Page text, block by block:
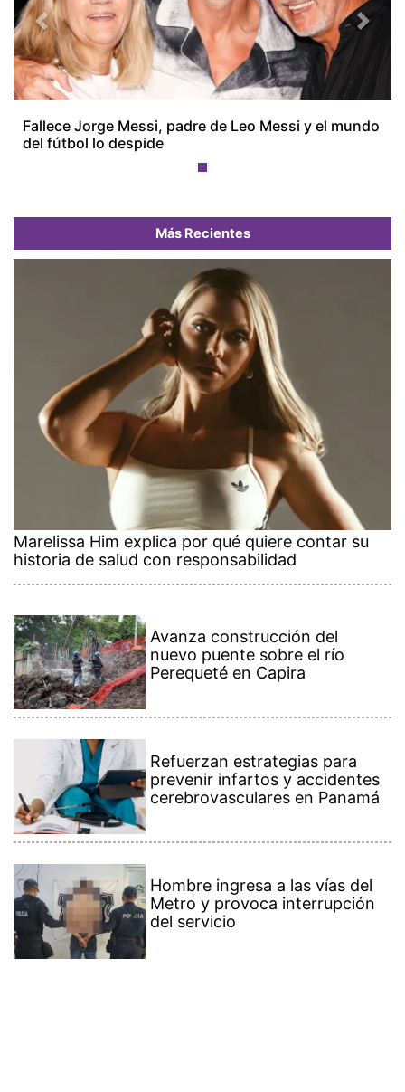
Fallece Jorge Messi, padre de Leo Messi y el mundo
del fútbol lo despide
Previous Next
Más Recientes
Marelissa Him explica por qué quiere contar su
historia de salud con responsabilidad
Avanza construcción del
nuevo puente sobre el río
Perequeté en Capira
Refuerzan estrategias para
prevenir infartos y accidentes
cerebrovasculares en Panamá
Hombre ingresa a las vías del
Metro y provoca interrupción
del servicio